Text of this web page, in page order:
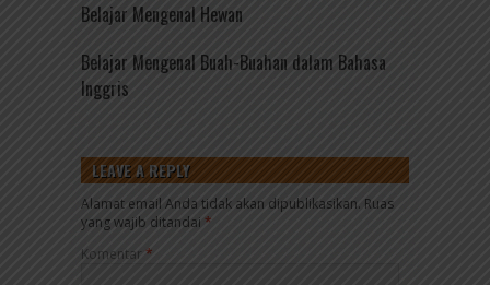
Belajar Mengenal Hewan
Belajar Mengenal Buah-Buahan dalam Bahasa
Inggris
LEAVE A REPLY
Alamat email Anda tidak akan dipublikasikan. Ruas
yang wajib ditandai *
Komentar*